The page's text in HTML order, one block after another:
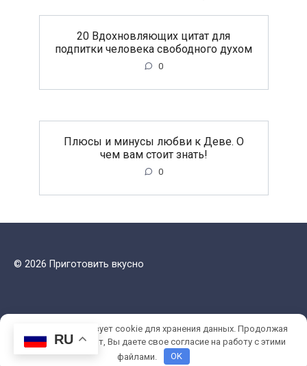
20 Вдохновляющих цитат для
подпитки человека свободного духом
0
Плюсы и минусы любви к Деве. О
чем вам стоит знать!
0
© 2026 Приготовить вкусно
RU
Этот сайт использует cookie для хранения данных. Продолжая
использовать сайт, Вы даете свое согласие на работу с этими
файлами.
OK